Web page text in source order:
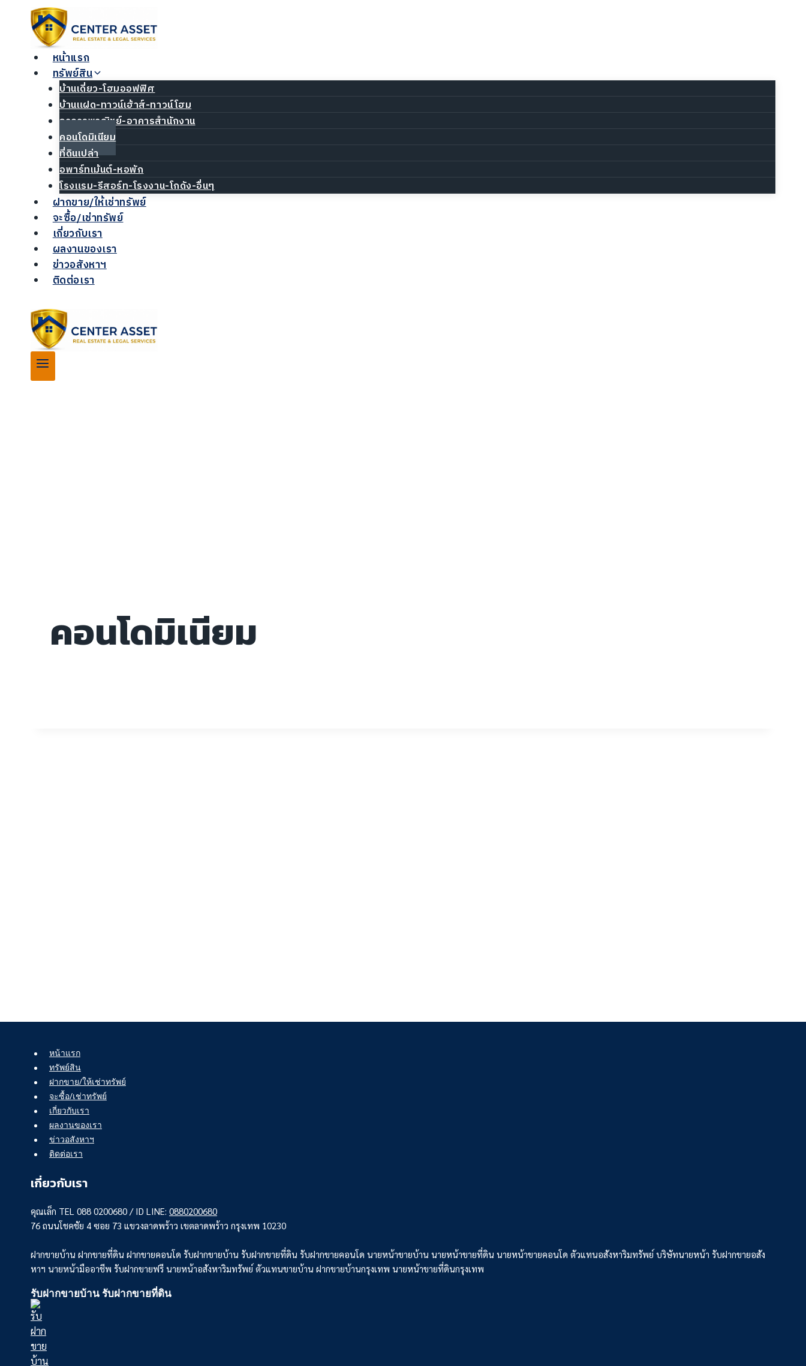
หน้าแรก
ทรัพย์สิน
บ้านเดี่ยว-โฮมออฟฟิศ
บ้านแฝด-ทาวน์เฮ้าส์-ทาวน์โฮม
อาคารพาณิชย์-อาคารสำนักงาน
คอนโดมิเนียม
ที่ดินเปล่า
อพาร์ทเม้นต์-หอพัก
โรงแรม-รีสอร์ท-โรงงาน-โกดัง-อื่นๆ
ฝากขาย/ให้เช่าทรัพย์
จะซื้อ/เช่าทรัพย์
เกี่ยวกับเรา
ผลงานของเรา
ข่าวอสังหาฯ
ติดต่อเรา
คอนโดมิเนียม
หน้าแรก
ทรัพย์สิน
ฝากขาย/ให้เช่าทรัพย์
จะซื้อ/เช่าทรัพย์
เกี่ยวกับเรา
ผลงานของเรา
ข่าวอสังหาฯ
ติดต่อเรา
เกี่ยวกับเรา
คุณเล็ก TEL 088 0200680 / ID LINE: 0880200680
76 ถนนโชคชัย 4 ซอย 73 แขวงลาดพร้าว เขตลาดพร้าว กรุงเทพ 10230
ฝากขายบ้าน ฝากขายที่ดิน ฝากขายคอนโด รับฝากขายบ้าน รับฝากขายที่ดิน รับฝากขายคอนโด นายหน้าขายบ้าน นายหน้าขายที่ดิน นายหน้าขายคอนโด ตัวแทนอสังหาริมทรัพย์ บริษัทนายหน้า รับฝากขายอสัง
หาฯ นายหน้ามืออาชีพ รับฝากขายฟรี นายหน้าอสังหาริมทรัพย์ ตัวแทนขายบ้าน ฝากขายบ้านกรุงเทพ นายหน้าขายที่ดินกรุงเทพ
รับฝากขายบ้าน รับฝากขายที่ดิน